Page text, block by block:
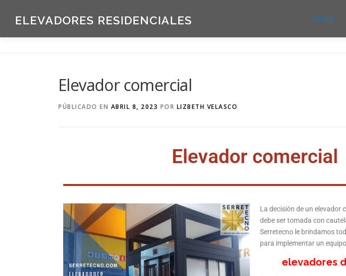
ELEVADORES RESIDENCIALES INICIO
Elevador comercial
PÚBLICADO EN ABRIL 8, 2023 POR LIZBETH VELASCO
Elevador comercial
La decisión de un elevador
debe ser tomada con
Serretecno le brindamos
para implementar un
elevadores